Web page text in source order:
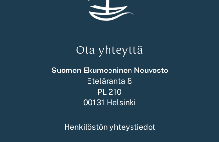
Ota yhteyttä
Suomen Ekumeeninen Neuvosto
Eteläranta 8
PL 210
00131 Helsinki
Henkilöstön yhteystiedot